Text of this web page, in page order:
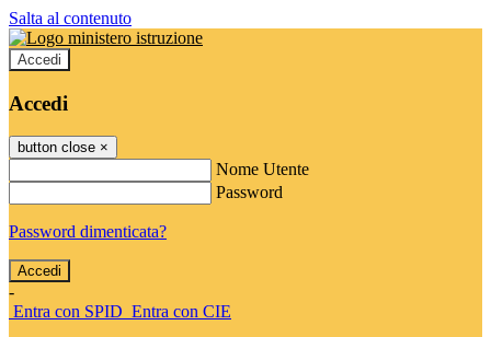
Salta al contenuto
Accedi
Accedi
button close ×
Nome Utente
Password
Password dimenticata?
-
Entra con SPID Entra con CIE